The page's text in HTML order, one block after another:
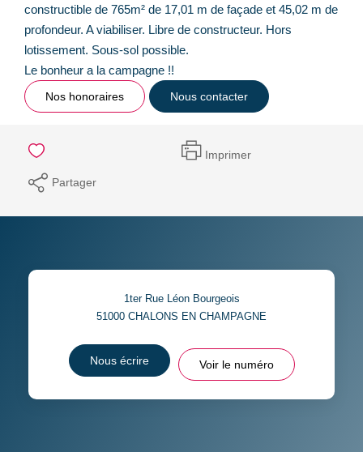
constructible de 765m² de 17,01 m de façade et 45,02 m de
profondeur. A viabiliser. Libre de constructeur. Hors
lotissement. Sous-sol possible.
Le bonheur a la campagne !!
Nos honoraires Nous contacter
Imprimer
Partager
1ter Rue Léon Bourgeois
51000 CHALONS EN CHAMPAGNE
Nous écrire Voir le numéro